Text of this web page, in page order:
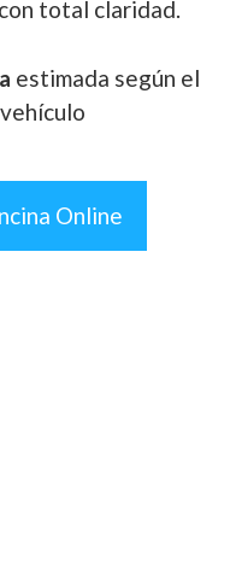
total claridad.
estimada según el
Online